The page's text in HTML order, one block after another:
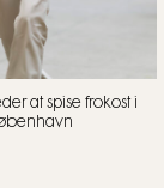
at spise frokost i